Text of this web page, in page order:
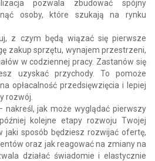
pozwala zbudować spójny
osoby, które szukają na rynku
z czym będą wiązać się pierwsze
zakup sprzętu, wynajem przestrzeni,
w codziennej pracy. Zastanów się
uzyskać przychody. To pomoże
opłacalność przedsięwzięcia i lepiej
rozwój.
nakreśl, jak może wyglądać pierwszy
kolejne etapy rozwoju Twojej
jaki sposób będziesz rozwijać ofertę,
oraz jak reagować na zmiany na
działać świadomie i elastycznie